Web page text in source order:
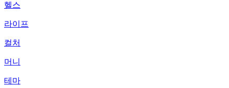
헬스
라이프
컬처
머니
테마